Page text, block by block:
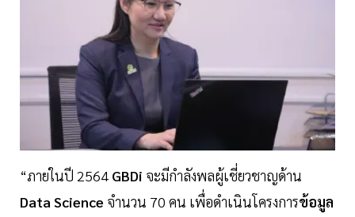
“ภายในปี 2564 GBDi จะมีกำลังพลผู้เชี่ยวชาญด้าน
Data Science จำนวน 70 คน เพื่อดำเนินโครงการข้อมูล